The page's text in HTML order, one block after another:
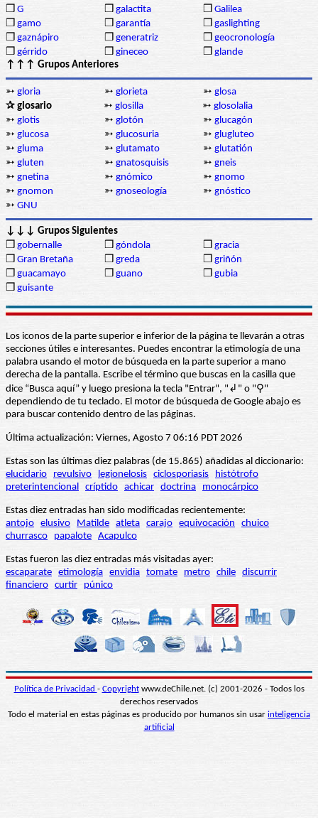
❒ G ❒ galactita ❒ Galilea
❒ gamo ❒ garantía ❒ gaslighting
❒ gaznápiro ❒ generatriz ❒ geocronología
❒ gérrido ❒ gineceo ❒ glande
↑↑↑ Grupos Anteriores
➳ gloria ➳ glorieta ➳ glosa
✰ glosario
➳ glosilla ➳ glosolalia
➳ glotis ➳ glotón ➳ glucagón
➳ glucosa ➳ glucosuria ➳ glugluteo
➳ gluma ➳ glutamato ➳ glutatión
➳ gluten ➳ gnatosquisis ➳ gneis
➳ gnetina ➳ gnómico ➳ gnomo
➳ gnomon ➳ gnoseología ➳ gnóstico
➳ GNU
↓↓↓ Grupos Siguientes
❒ gobernalle ❒ góndola ❒ gracia
❒ Gran Bretaña ❒ greda ❒ griñón
❒ guacamayo ❒ guano ❒ gubia
❒ guisante
Los iconos de la parte superior e inferior de la página te llevarán a otras
secciones útiles e interesantes. Puedes encontrar la etimología de una
palabra usando el motor de búsqueda en la parte superior a mano
derecha de la pantalla. Escribe el término que buscas en la casilla que
dice “Busca aquí” y luego presiona la tecla "Entrar", "↲" o "⚲"
dependiendo de tu teclado. El motor de búsqueda de Google abajo es
para buscar contenido dentro de las páginas.
Última actualización: Viernes, Agosto 7 06:16 PDT 2026
Estas son las últimas diez palabras (de 15.865) añadidas al diccionario:
elucidario
revulsivo legionelosis ciclosporiasis
histótrofo
preterintencional críptido achicar doctrina monocárpico
Estas diez entradas han sido modificadas recientemente:
antojo elusivo Matilde atleta carajo equivocación
chuico
churrasco
papalote Acapulco
Estas fueron las diez entradas más visitadas ayer:
escaparate etimología envidia tomate metro chile discurrir
financiero curtir púnico
Política de Privacidad - Copyrightwww.deChile.net. (c) 2001-2026 - Todos los
derechos reservados
Todo el material en estas páginas es producido por humanos sin usar inteligencia
artificial